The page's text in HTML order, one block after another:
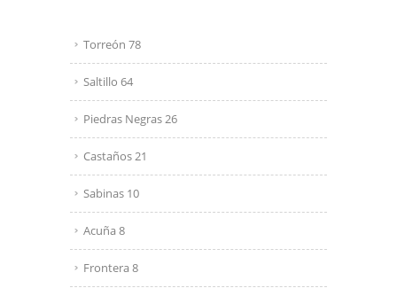
Torreón 78
Saltillo 64
Piedras Negras 26
Castaños 21
Sabinas 10
Acuña 8
Frontera 8